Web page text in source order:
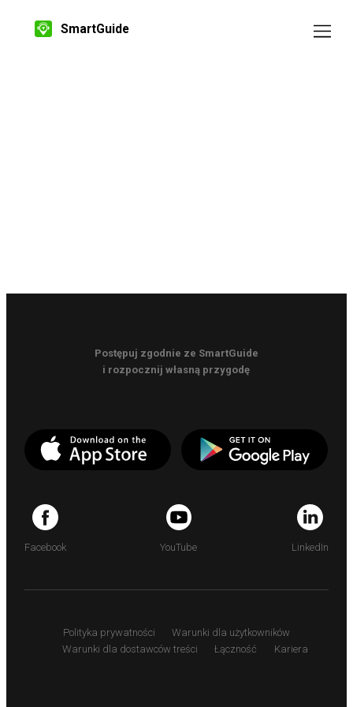
SmartGuide
Postępuj zgodnie ze SmartGuide
i rozpocznij własną przygodę
Facebook YouTube LinkedIn
Polityka prywatności
Warunki dla użytkowników
Warunki dla dostawców treści
Łączność Kariera